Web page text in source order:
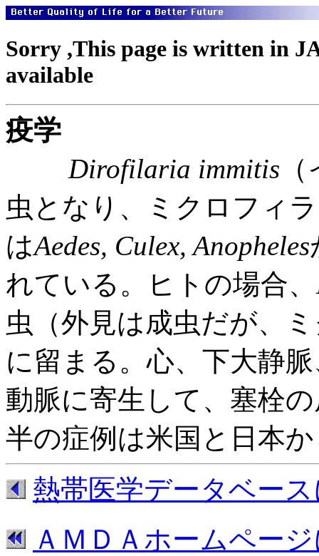
Sorry ,This page is written in
available
疫学
Dirofilaria immitis
虫となり、ミクロフィ
はAedes, Culex, Anopheles
れている。ヒトの場合、
虫（外見は成虫だが、
に留まる。心、下大静
動脈に寄生して、塞栓
半の症例は米国と日本
熱帯医学データベー
ＡＭＤＡホームペー